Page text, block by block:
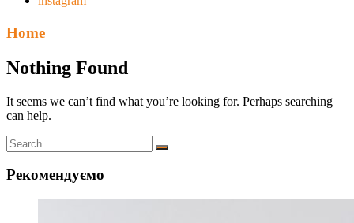
Home
Nothing Found
It seems we can’t find what you’re looking for. Perhaps searching
can help.
Рекомендуємо